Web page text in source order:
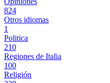
824
Otros idiomas
1
Politica
210
Regiones de Italia
100
Religión